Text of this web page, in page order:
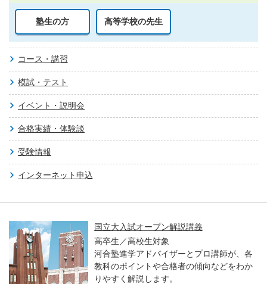
塾生の方 高等学校の先生
コース・講習
模試・テスト
イベント・説明会
合格実績・体験談
受験情報
インターネット申込
国立大入試オープン解説講義
高卒生／高校生対象
河合塾進学アドバイザーとプロ講師が、各
教科のポイントや合格者の傾向などをわか
りやすく解説します。